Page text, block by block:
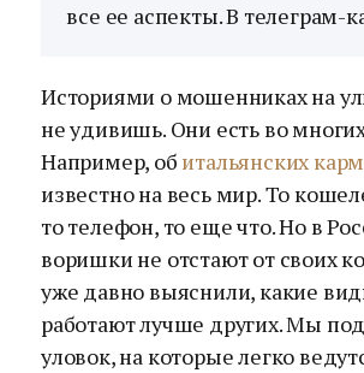
все ее аспекты. В телеграм-
Историями о мошенниках на
не удивишь. Они есть во
Например, об итальянских
известно на весь мир. То
то телефон, то еще что. Но в
воришки не отстают от своих
уже давно выяснили, какие
работают лучше других. Мы
уловок, на которые легко